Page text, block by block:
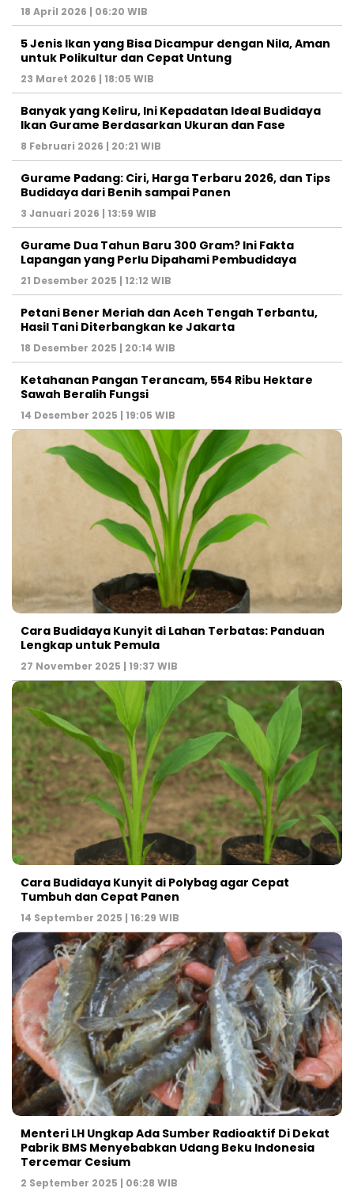
18 April 2026 | 06:20 WIB
5 Jenis Ikan yang Bisa Dicampur dengan Nila, Aman
untuk Polikultur dan Cepat Untung
23 Maret 2026 | 18:05 WIB
Banyak yang Keliru, Ini Kepadatan Ideal Budidaya
Ikan Gurame Berdasarkan Ukuran dan Fase
8 Februari 2026 | 20:21 WIB
Gurame Padang: Ciri, Harga Terbaru 2026, dan Tips
Budidaya dari Benih sampai Panen
3 Januari 2026 | 13:59 WIB
Gurame Dua Tahun Baru 300 Gram? Ini Fakta
Lapangan yang Perlu Dipahami Pembudidaya
21 Desember 2025 | 12:12 WIB
Petani Bener Meriah dan Aceh Tengah Terbantu,
Hasil Tani Diterbangkan ke Jakarta
18 Desember 2025 | 20:14 WIB
Ketahanan Pangan Terancam, 554 Ribu Hektare
Sawah Beralih Fungsi
14 Desember 2025 | 19:05 WIB
Cara Budidaya Kunyit di Lahan Terbatas: Panduan
Lengkap untuk Pemula
27 November 2025 | 19:37 WIB
Cara Budidaya Kunyit di Polybag agar Cepat
Tumbuh dan Cepat Panen
14 September 2025 | 16:29 WIB
Menteri LH Ungkap Ada Sumber Radioaktif Di Dekat
Pabrik BMS Menyebabkan Udang Beku Indonesia
Tercemar Cesium
2 September 2025 | 06:28 WIB